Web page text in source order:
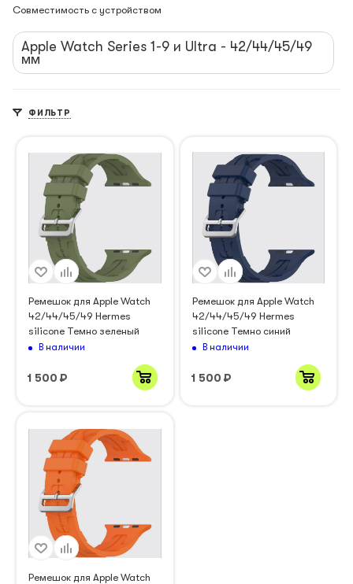
Совместимость с устройством
Apple Watch Series 1-9 и Ultra - 42/44/45/49
мм
ФИЛЬТР
Ремешок для Apple Watch
42/44/45/49 Hermes
silicone Темно зеленый
В наличии
1 500 ₽
Ремешок для Apple Watch
42/44/45/49 Hermes
silicone Темно синий
В наличии
1 500 ₽
Ремешок для Apple Watch